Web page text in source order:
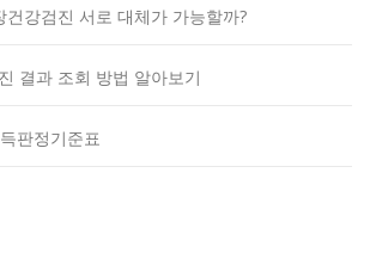
강검진 서로 대체가 가능할까?
결과 조회 방법 알아보기
판정기준표